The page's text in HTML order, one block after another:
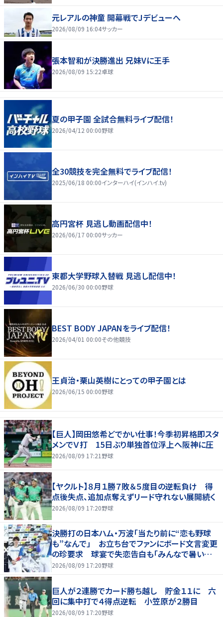
元レアルの神童 開幕戦でJデビューへ
2026/08/09 16:04サッカー
張本智和が決勝進出 兄妹Vに王手
2026/08/09 15:22卓球
夏の甲子園 全試合無料ライブ配信！
2026/04/12 00:00野球
全30競技を完全無料でライブ配信！
2025/06/18 00:00インターハイ(インハイ.tv)
高円宮杯 見逃し動画配信中！
2026/06/17 00:00サッカー
東都大学野球入替戦 見逃し配信中！
2026/06/30 00:00野球
BEST BODY JAPANをライブ配信！
2026/04/01 00:00その他競技
王貞治・栗山英樹にとっての甲子園とは
2026/06/15 00:00野球
【巨人】岡田悠希どでかい仕事！今季初昇格即スタ
メンでＶ打 15日ぶり単独首位浮上へ阪神に圧
2026/08/09 17:21 野球
【ヤクルト】８月１勝７敗＆５度目の逆転負け 得
点後失点、追加点奪えずリード守れない展開続く
2026/08/09 17:20野球
決勝打の日本ハム・万波「当たり前に“恋も野球
も”なんで」 お立ち台でファンにボード文言変更
の珍要求 球宴で失恋告白も「みんなで暑い夏
にしましょう！」
2026/08/09 17:20野球
巨人が２連勝でカード勝ち越し 貯金１１に 六
回に集中打で４得点逆転 小笠原が２勝目
2026/08/09 17:20野球